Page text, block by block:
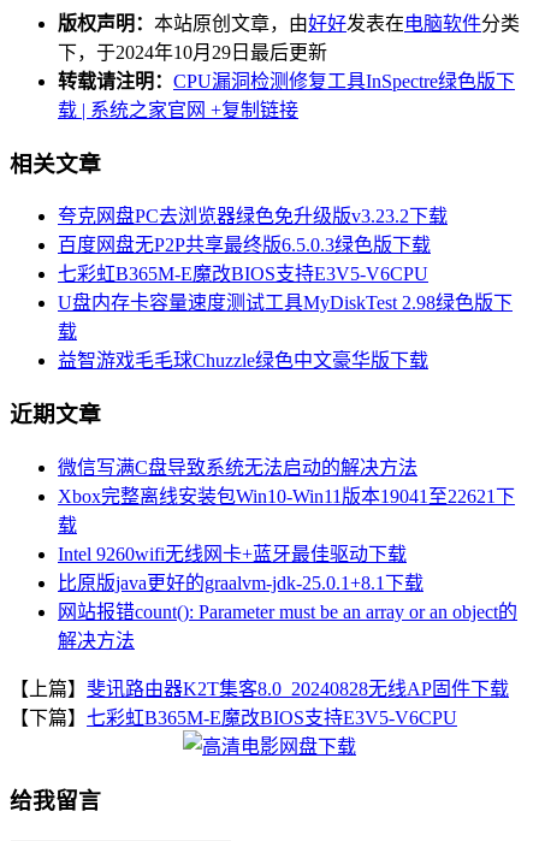
版权声明： 本站原创文章，由好好发表在电脑软件分类
下，于2024年10月29日最后更新
转载请注明： CPU漏洞检测修复工具InSpectre绿色版下
载 | 系统之家官网 +复制链接
相关文章
夸克网盘PC去浏览器绿色免升级版v3.23.2下载
百度网盘无P2P共享最终版6.5.0.3绿色版下载
七彩虹B365M-E魔改BIOS支持E3V5-V6CPU
U盘内存卡容量速度测试工具MyDiskTest 2.98绿色版下
载
益智游戏毛毛球Chuzzle绿色中文豪华版下载
近期文章
微信写满C盘导致系统无法启动的解决方法
Xbox完整离线安装包Win10-Win11版本19041至22621下
载
Intel 9260wifi无线网卡+蓝牙最佳驱动下载
比原版java更好的graalvm-jdk-25.0.1+8.1下载
网站报错count(): Parameter must be an array or an object的
解决方法
【上篇】 斐讯路由器K2T集客8.0_20240828无线AP固件下载
【下篇】 七彩虹B365M-E魔改BIOS支持E3V5-V6CPU
给我留言